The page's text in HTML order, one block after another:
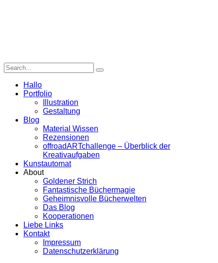
Hallo
Portfolio
Illustration
Gestaltung
Blog
Material Wissen
Rezensionen
offroadARTchallenge – Überblick der
Kreativaufgaben
Kunstautomat
About
Goldener Strich
Fantastische Büchermagie
Geheimnisvolle Bücherwelten
Das Blog
Kooperationen
Liebe Links
Kontakt
Impressum
Datenschutzerklärung